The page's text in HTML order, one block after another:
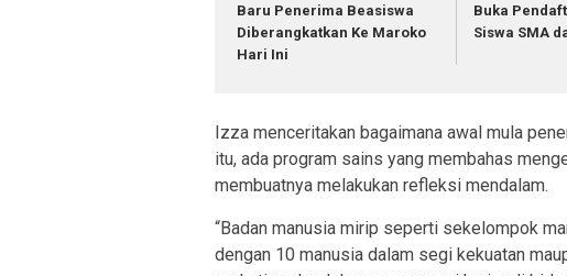
Baru Penerima Beasiswa
Diberangkatkan Ke Maroko
Hari Ini
Buka
Siswa SMA
Izza menceritakan bagaimana awal mula
itu, ada program sains yang membahas
membuatnya melakukan refleksi mendalam.
“Badan manusia mirip seperti sekelompok
dengan 10 manusia dalam segi kekuatan